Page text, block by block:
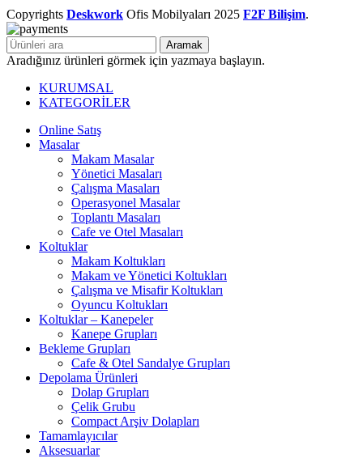
Copyrights Deskwork Ofis Mobilyaları 2025 F2F Bilişim.
Aramak
Aradığınız ürünleri görmek için yazmaya başlayın.
KURUMSAL
KATEGORİLER
Online Satış
Masalar
Makam Masalar
Yönetici Masaları
Çalışma Masaları
Operasyonel Masalar
Toplantı Masaları
Cafe ve Otel Masaları
Koltuklar
Makam Koltukları
Makam ve Yönetici Koltukları
Çalışma ve Misafir Koltukları
Oyuncu Koltukları
Koltuklar – Kanepeler
Kanepe Grupları
Bekleme Grupları
Cafe & Otel Sandalye Grupları
Depolama Ürünleri
Dolap Grupları
Çelik Grubu
Compact Arşiv Dolapları
Tamamlayıcılar
Aksesuarlar